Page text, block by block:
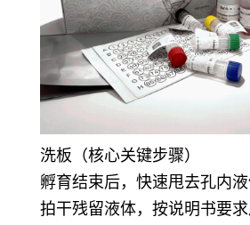
洗板（核心关键步骤）
孵育结束后，快速甩去孔内
拍干残留液体，按说明书要